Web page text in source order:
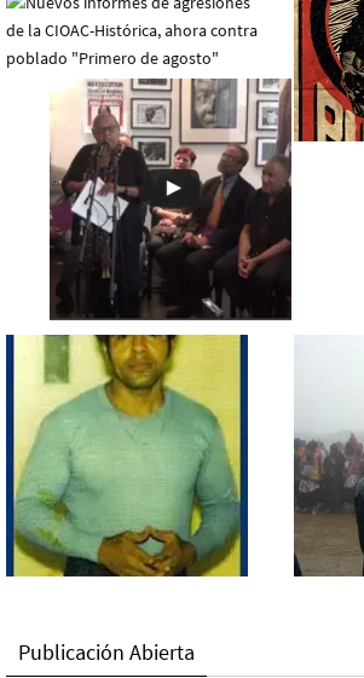
Publicación Abierta